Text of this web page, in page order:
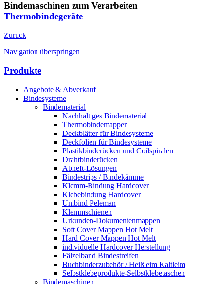
Bindemaschinen zum Verarbeiten
Thermobindegeräte
Zurück
Navigation überspringen
Produkte
Angebote & Abverkauf
Bindesysteme
Bindematerial
Nachhaltiges Bindematerial
Thermobindemappen
Deckblätter für Bindesysteme
Deckfolien für Bindesysteme
Plastikbinderücken und Coilspiralen
Drahtbinderücken
Abheft-Lösungen
Bindestrips / Bindekämme
Klemm-Bindung Hardcover
Klebebindung Hardcover
Unibind Peleman
Klemmschienen
Urkunden-Dokumentenmappen
Soft Cover Mappen Hot Melt
Hard Cover Mappen Hot Melt
individuelle Hardcover Herstellung
Fälzelband Bindestreifen
Buchbinderzubehör / Heißleim Kaltleim
Selbstklebeprodukte-Selbstklebetaschen
Bindemaschinen